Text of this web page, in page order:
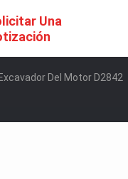
Una
Del Motor D2842